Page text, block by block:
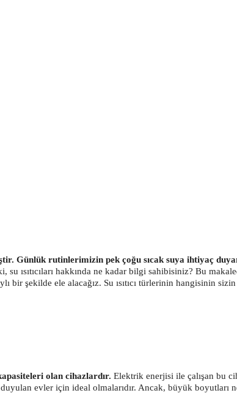
Günlük rutinlerimizin pek çoğu sıcak suya ihtiyaç
ısıtıcıları hakkında ne kadar bilgi sahibisiniz? Bu
bir şekilde ele alacağız. Su ısıtıcı türlerinin hangisinin
olan cihazlardır. Elektrik enerjisi ile çalışan bu
evler için ideal olmalarıdır. Ancak, büyük